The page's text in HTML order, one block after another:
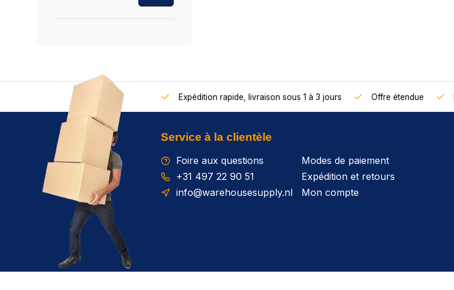
Expédition rapide, livraison sous 1 à 3 jours Offre étendue
Service à la clientèle
Foire aux questions
+31 497 22 90 51
info@warehousesupply.nl
Modes de paiement
Expédition et retours
Mon compte